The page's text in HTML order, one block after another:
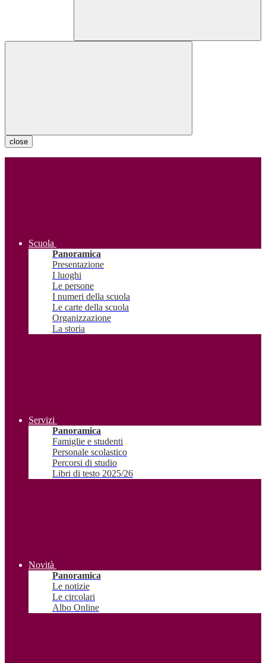
close
Scuola
Panoramica
Presentazione
I luoghi
Le persone
I numeri della scuola
Le carte della scuola
Organizzazione
La storia
Servizi
Panoramica
Famiglie e studenti
Personale scolastico
Percorsi di studio
Libri di testo 2025/26
Novità
Panoramica
Le notizie
Le circolari
Albo Online